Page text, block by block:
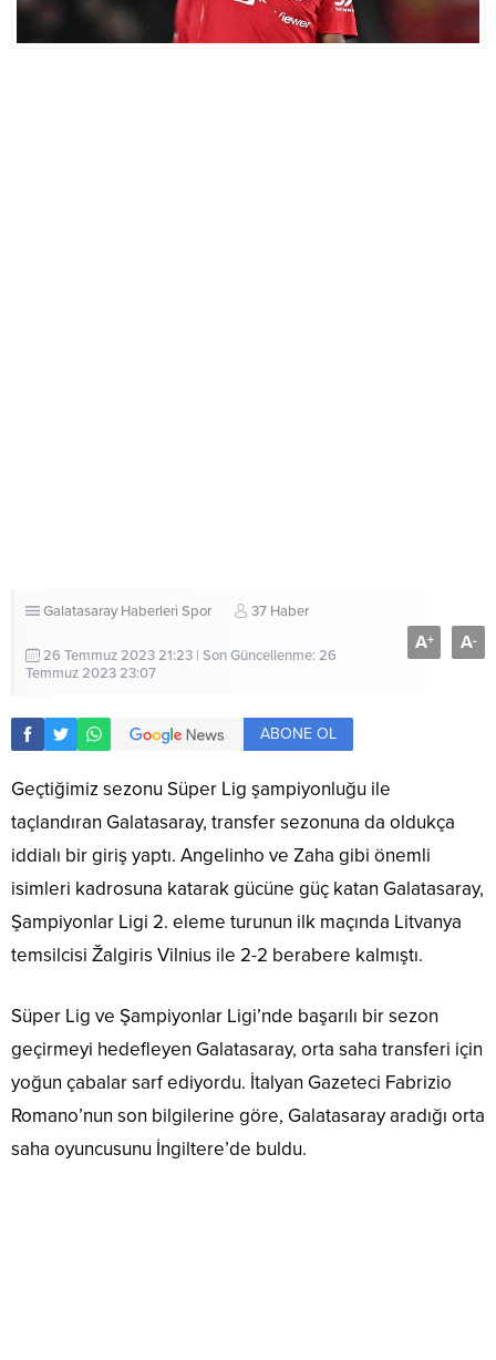
Galatasaray Haberleri Spor 37 Haber
26 Temmuz 2023 21:23 | Son Güncellenme: 26
Temmuz 2023 23:07
A+ A-
ABONE OL
Geçtiğimiz sezonu Süper Lig şampiyonluğu ile
taçlandıran Galatasaray, transfer sezonuna da oldukça
iddialı bir giriş yaptı. Angelinho ve Zaha gibi önemli
isimleri kadrosuna katarak gücüne güç katan Galatasaray,
Şampiyonlar Ligi 2. eleme turunun ilk maçında Litvanya
temsilcisi Žalgiris Vilnius ile 2-2 berabere kalmıştı.
Süper Lig ve Şampiyonlar Ligi’nde başarılı bir sezon
geçirmeyi hedefleyen Galatasaray, orta saha transferi için
yoğun çabalar sarf ediyordu. İtalyan Gazeteci Fabrizio
Romano’nun son bilgilerine göre, Galatasaray aradığı orta
saha oyuncusunu İngiltere’de buldu.